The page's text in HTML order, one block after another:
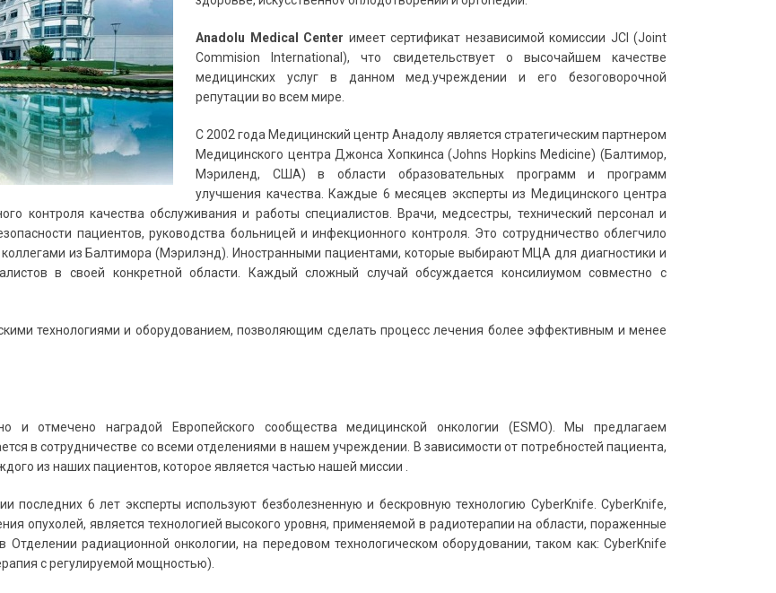
Anadolu Medical Center имеет сертификат независимой комиссии JCI (Joint
Commision International), что свидетельствует о высочайшем качестве
медицинских услуг в данном мед.учреждении и его безоговорочной
репутации во всем мире.
С 2002 года Медицинский центр Анадолу является стратегическим партнером
Медицинского центра Джонса Хопкинса (Johns Hopkins Medicine) (Балтимор,
Мэриленд, США) в области образовательных программ и программ
улучшения качества. Каждые 6 месяцев эксперты из Медицинского центра
контроля качества обслуживания и работы специалистов. Врачи, медсестры, технический персонал и
пациентов, руководства больницей и инфекционного контроля. Это сотрудничество облегчило
из Балтимора (Мэрилэнд). Иностранными пациентами, которые выбирают МЦА для диагностики и
в своей конкретной области. Каждый сложный случай обсуждается консилиумом совместно с
технологиями и оборудованием, позволяющим сделать процесс лечения более эффективным и менее
и отмечено наградой Европейского сообщества медицинской онкологии (ESMO). Мы предлагаем
в сотрудничестве со всеми отделениями в нашем учреждении. В зависимости от потребностей пациента,
из наших пациентов, которое является частью нашей миссии .
последних 6 лет эксперты используют безболезненную и бескровную технологию CyberKnife. CyberKnife,
опухолей, является технологией высокого уровня, применяемой в радиотерапии на области, пораженные
радиационной онкологии, на передовом технологическом оборудовании, таком как: CyberKnife
с регулируемой мощностью).